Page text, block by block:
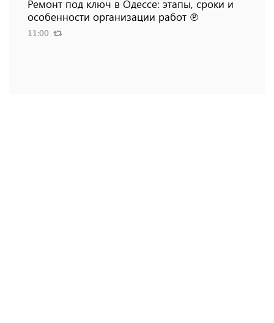
Ремонт под ключ в Одессе: этапы, сроки и
особенности организации работ ℗
11:00